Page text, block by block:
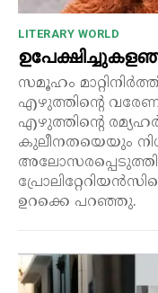
LITERARY WORLD
സമൂഹം
എഴുത്തിന്റെ
എഴുത്തിന്റെ
കുലീനതയെയും
ഉറക്കെ പറഞ്ഞു.